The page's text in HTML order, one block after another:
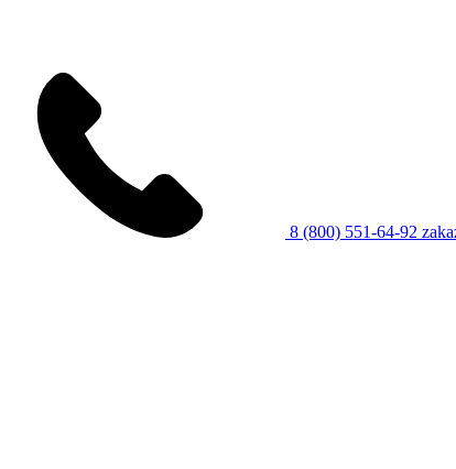
8 (800) 551-64-92